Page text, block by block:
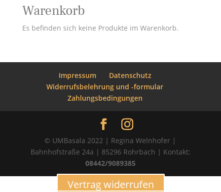
Warenkorb
Es befinden sich keine Produkte im Warenkorb.
Impressum
Datenschutz
Widerrufsbelehrung und -formular
Zahlungsbedingungen
© UMBasala 2022 | Regina Welnhofer |
Bahnhofstraße 24a | 85296 Rohrbach | Kontakt:
08442/9089385
Vertrag widerrufen